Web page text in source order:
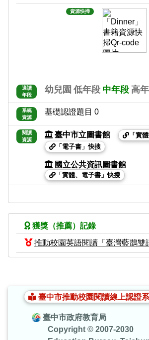
資源快掃
適讀
年段
幼兒園 低年段 中年段 高
系統
資源
基礎認證題目 0
閱讀
資源
臺中市立圖書館
「實
「電子書」快搜
國立公共資訊圖書館
「實體、電子書」快搜
獲獎（推薦）記錄
推動校園英語閱讀「臺灣藍鵲雙
臺中市推動校園閱讀線上認證
臺中市政府教育局
Copyright © 2007-2030